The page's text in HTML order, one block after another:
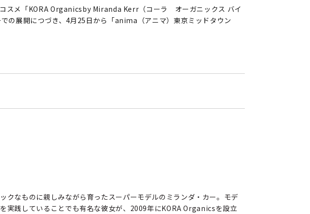
スメ「KORA Organicsby Miranda Kerr（コーラ オーガニックス バイ
の展開につづき、4月25日から「anima（アニマ）東京ミッドタウン
クなものに親しみながら育ったスーパーモデルのミランダ・カー。モデ
実践していることでも有名な彼女が、2009年にKORA Organicsを設立